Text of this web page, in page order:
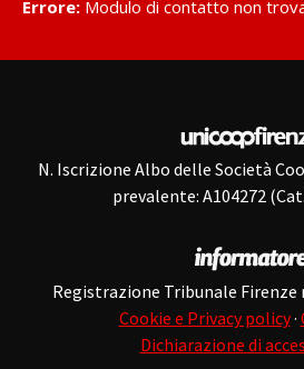
Errore: Modulo di contatto non
N. Iscrizione Albo delle Società
prevalente: A104272
Registrazione Tribunale Firenze
Cookie e Privacy policy·
Dichiarazione di